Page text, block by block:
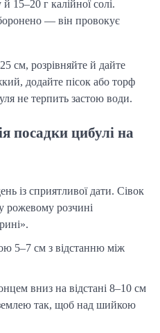
15–20 г калійної солі.
— він провокує
см, розрівняйте й дайте
додайте пісок або торф
не терпить застою води.
посадки цибулі на
із сприятливої дати. Сівок
рожевому розчині
5–7 см з відстанню між
вниз на відстані 8–10 см
так, щоб над шийкою